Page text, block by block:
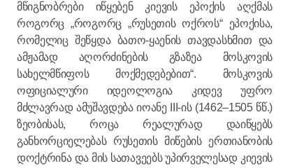
მწიგნობრები იწყებენ კიევის ეპოქის აღქმას
როგორც „როგორც „რუსეთის ოქროს“ ეპოქისა,
რომელიც შეწყდა ბათო-ყაენის თავდასხმით და
ამჟამად აღორძინების გზაზეა მოსკოვის
სახელმწიფოს მოქმედებებით“. მოსკოვის
ოფიციალური იდეოლოგია კიდევ უფრო
მძლავრად ამუშავდება იოანე III-ის (1462–1505 წწ.)
ზეობისას, როცა რეალურად დაიწყებს
განხორციელებას რუსეთის მიწების ერთიანობის
დოქტრინა და მის სათავეებს უპირველესად კიევის